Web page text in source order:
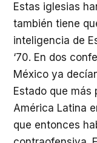
Estas iglesias
también tiene
inteligencia de
‘70. En dos
México ya
Estado que más
América Latina
que entonces